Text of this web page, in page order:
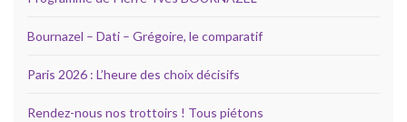
Bournazel – Dati – Grégoire, le comparatif
Paris 2026 : L’heure des choix décisifs
Rendez-nous nos trottoirs ! Tous piétons